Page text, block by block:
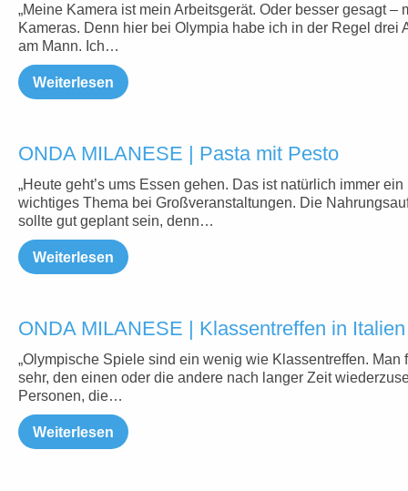
„Meine Kamera ist mein Arbeitsgerät. Oder besser gesagt –
Kameras. Denn hier bei Olympia habe ich in der Regel drei
am Mann. Ich…
Weiterlesen
ONDA MILANESE | Pasta mit Pesto
„Heute geht’s ums Essen gehen. Das ist natürlich immer ein
wichtiges Thema bei Großveranstaltungen. Die
sollte gut geplant sein, denn…
Weiterlesen
ONDA MILANESE | Klassentreffen in Italien
„Olympische Spiele sind ein wenig wie Klassentreffen. Man
sehr, den einen oder die andere nach langer Zeit
Personen, die…
Weiterlesen